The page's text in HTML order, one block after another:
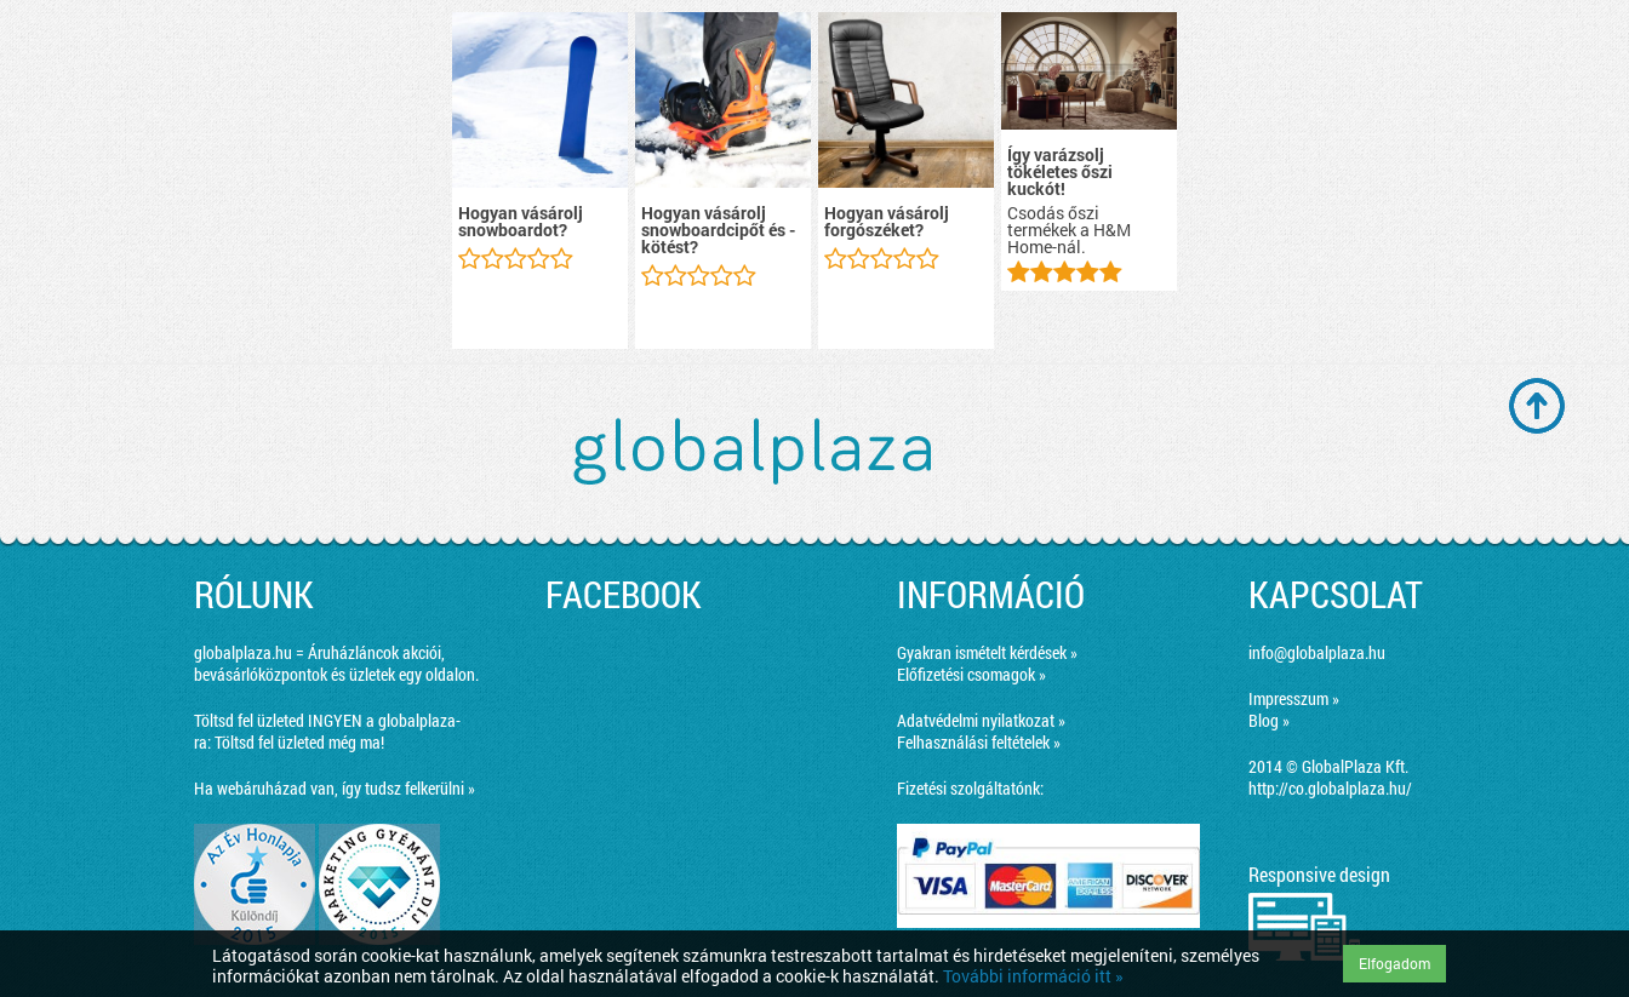
Látogatásod során cookie-kat használunk, amelyek segítenek számunkra testreszabott tartalmat és hirdetéseket megjeleníteni, személyes
információkat azonban nem tárolnak. Az oldal használatával elfogadod a cookie-k használatát. További információ itt »
Elfogadom
Hogyan vásárolj
snowboardot?
Hogyan vásárolj
snowboardcipőt és -
kötést?
Hogyan vásárolj
forgószéket?
Így varázsolj
tökéletes őszi
kuckót!
Csodás őszi
termékek a H&M
Home-nál.
RÓLUNK
globalplaza.hu = Áruházláncok akciói,
bevásárlóközpontok és üzletek egy oldalon.
Töltsd fel üzleted INGYEN a globalplaza-
ra:Töltsd fel üzleted még ma!
Ha webáruházad van, így tudsz felkerülni »
FACEBOOK INFORMÁCIÓ
Gyakran ismételt kérdések »
Előfizetési csomagok »
Adatvédelmi nyilatkozat »
Felhasználási feltételek »
Fizetési szolgáltatónk:
KAPCSOLAT
info@globalplaza.hu
Impresszum »
Blog »
2014 © GlobalPlaza Kft.
http://co.globalplaza.hu/
Responsive design